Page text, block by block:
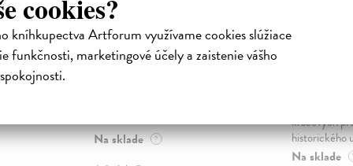
cookies?
kníhkupectva Artforum využívame cookies slúžiace
funkčnosti, marketingové účely a zaistenie vášho
o
nejisté
Sociálne siete musia
byť zničené
Marec Samo | Kniha
def...
Na sklade ?
sme.
kľúčových
historického
Na sklade